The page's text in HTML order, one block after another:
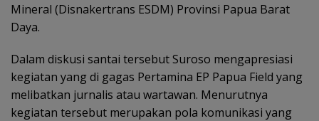
Mineral (Disnakertrans ESDM) Provinsi Papua Barat
Daya.
Dalam diskusi santai tersebut Suroso mengapresiasi
kegiatan yang di gagas Pertamina EP Papua Field yang
melibatkan jurnalis atau wartawan. Menurutnya
kegiatan tersebut merupakan pola komunikasi yang